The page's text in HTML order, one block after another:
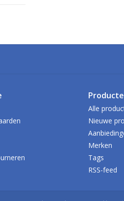
Alle
Nieuwe
Merken
Tags
RSS-feed